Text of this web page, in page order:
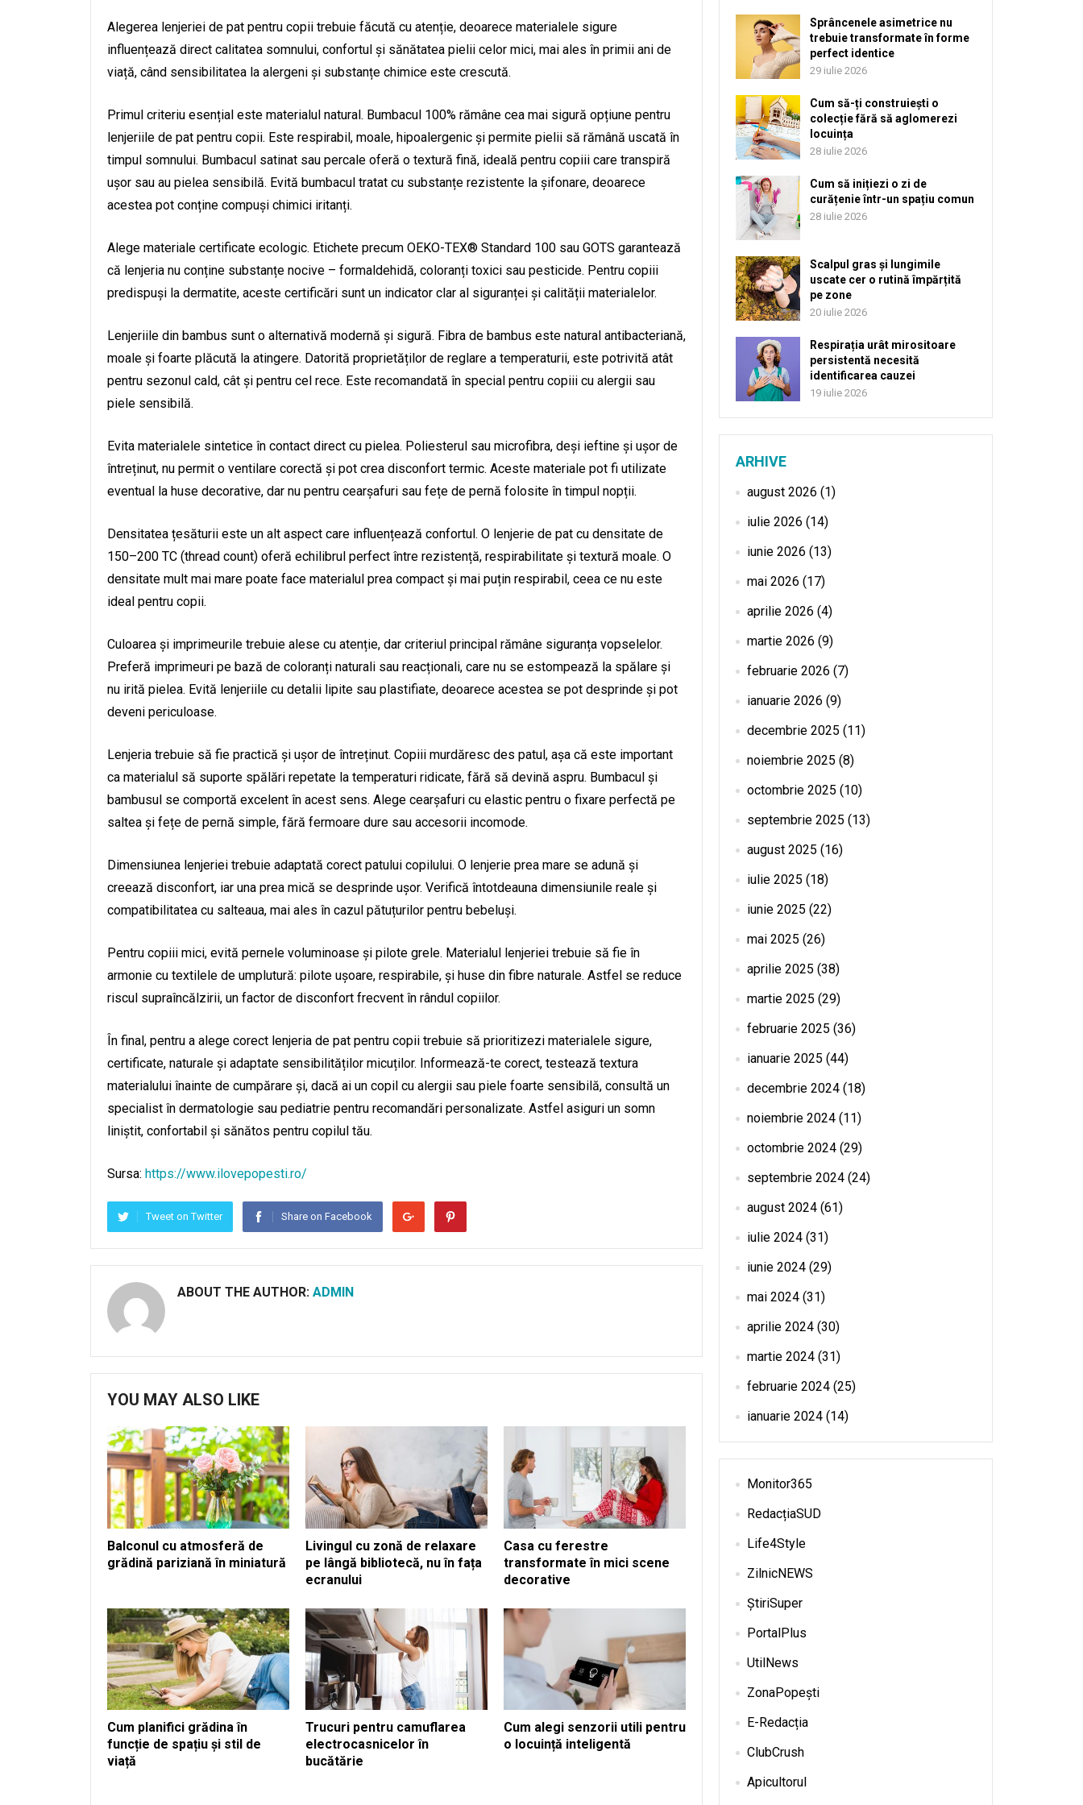
Alegerea lenjeriei de pat pentru copii trebuie făcută cu atenție, deoarece materialele sigure
influențează direct calitatea somnului, confortul și sănătatea pielii celor mici, mai ales în primii ani de
viață, când sensibilitatea la alergeni și substanțe chimice este crescută.
Primul criteriu esențial este materialul natural. Bumbacul 100% rămâne cea mai sigură opțiune pentru
lenjeriile de pat pentru copii. Este respirabil, moale, hipoalergenic și permite pielii să rămână uscată în
timpul somnului. Bumbacul satinat sau percale oferă o textură fină, ideală pentru copiii care transpiră
ușor sau au pielea sensibilă. Evită bumbacul tratat cu substanțe rezistente la șifonare, deoarece
acestea pot conține compuși chimici iritanți.
Alege materiale certificate ecologic. Etichete precum OEKO-TEX® Standard 100 sau GOTS garantează
că lenjeria nu conține substanțe nocive – formaldehidă, coloranți toxici sau pesticide. Pentru copiii
predispuși la dermatite, aceste certificări sunt un indicator clar al siguranței și calității materialelor.
Lenjeriile din bambus sunt o alternativă modernă și sigură. Fibra de bambus este natural antibacteriană,
moale și foarte plăcută la atingere. Datorită proprietăților de reglare a temperaturii, este potrivită atât
pentru sezonul cald, cât și pentru cel rece. Este recomandată în special pentru copiii cu alergii sau
piele sensibilă.
Evita materialele sintetice în contact direct cu pielea. Poliesterul sau microfibra, deși ieftine și ușor de
întreținut, nu permit o ventilare corectă și pot crea disconfort termic. Aceste materiale pot fi utilizate
eventual la huse decorative, dar nu pentru cearșafuri sau fețe de pernă folosite în timpul nopții.
Densitatea țesăturii este un alt aspect care influențează confortul. O lenjerie de pat cu densitate de
150–200 TC (thread count) oferă echilibrul perfect între rezistență, respirabilitate și textură moale. O
densitate mult mai mare poate face materialul prea compact și mai puțin respirabil, ceea ce nu este
ideal pentru copii.
Culoarea și imprimeurile trebuie alese cu atenție, dar criteriul principal rămâne siguranța vopselelor.
Preferă imprimeuri pe bază de coloranți naturali sau reacționali, care nu se estompează la spălare și
nu irită pielea. Evită lenjeriile cu detalii lipite sau plastifiate, deoarece acestea se pot desprinde și pot
deveni periculoase.
Lenjeria trebuie să fie practică și ușor de întreținut. Copiii murdăresc des patul, așa că este important
ca materialul să suporte spălări repetate la temperaturi ridicate, fără să devină aspru. Bumbacul și
bambusul se comportă excelent în acest sens. Alege cearșafuri cu elastic pentru o fixare perfectă pe
saltea și fețe de pernă simple, fără fermoare dure sau accesorii incomode.
Dimensiunea lenjeriei trebuie adaptată corect patului copilului. O lenjerie prea mare se adună și
creează disconfort, iar una prea mică se desprinde ușor. Verifică întotdeauna dimensiunile reale și
compatibilitatea cu salteaua, mai ales în cazul pătuțurilor pentru bebeluși.
Pentru copiii mici, evită pernele voluminoase și pilote grele. Materialul lenjeriei trebuie să fie în
armonie cu textilele de umplutură: pilote ușoare, respirabile, și huse din fibre naturale. Astfel se reduce
riscul supraîncălzirii, un factor de disconfort frecvent în rândul copiilor.
În final, pentru a alege corect lenjeria de pat pentru copii trebuie să prioritizezi materialele sigure,
certificate, naturale și adaptate sensibilităților micuților. Informează-te corect, testează textura
materialului înainte de cumpărare și, dacă ai un copil cu alergii sau piele foarte sensibilă, consultă un
specialist în dermatologie sau pediatrie pentru recomandări personalizate. Astfel asiguri un somn
liniștit, confortabil și sănătos pentru copilul tău.
Sursa: https://www.ilovepopesti.ro/
Tweet on Twitter Share on Facebook
ABOUT THE AUTHOR: ADMIN
YOU MAY ALSO LIKE
Balconul cu atmosferă de
grădină pariziană în miniatură
Livingul cu zonă de relaxare
pe lângă bibliotecă, nu în fața
ecranului
Casa cu ferestre
transformate în mici scene
decorative
Cum planifici grădina în
funcție de spațiu și stil de
viață
Trucuri pentru camuflarea
electrocasnicelor în
bucătărie
Cum alegi senzorii utili pentru
o locuință inteligentă
Sprâncenele asimetrice nu
trebuie transformate în forme
perfect identice
29 iulie 2026
Cum să-ți construiești o
colecție fără să aglomerezi
locuința
28 iulie 2026
Cum să inițiezi o zi de
curățenie într-un spațiu comun
28 iulie 2026
Scalpul gras și lungimile
uscate cer o rutină împărțită
pe zone
20 iulie 2026
Respirația urât mirositoare
persistentă necesită
identificarea cauzei
19 iulie 2026
ARHIVE
august 2026 (1)
iulie 2026 (14)
iunie 2026 (13)
mai 2026 (17)
aprilie 2026 (4)
martie 2026 (9)
februarie 2026 (7)
ianuarie 2026 (9)
decembrie 2025 (11)
noiembrie 2025 (8)
octombrie 2025 (10)
septembrie 2025 (13)
august 2025 (16)
iulie 2025 (18)
iunie 2025 (22)
mai 2025 (26)
aprilie 2025 (38)
martie 2025 (29)
februarie 2025 (36)
ianuarie 2025 (44)
decembrie 2024 (18)
noiembrie 2024 (11)
octombrie 2024 (29)
septembrie 2024 (24)
august 2024 (61)
iulie 2024 (31)
iunie 2024 (29)
mai 2024 (31)
aprilie 2024 (30)
martie 2024 (31)
februarie 2024 (25)
ianuarie 2024 (14)
Monitor365
RedacțiaSUD
Life4Style
ZilnicNEWS
ȘtiriSuper
PortalPlus
UtilNews
ZonaPopești
E-Redacția
ClubCrush
Apicultorul